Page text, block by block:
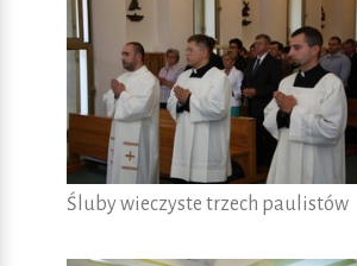
Śluby wieczyste trzech paulistów